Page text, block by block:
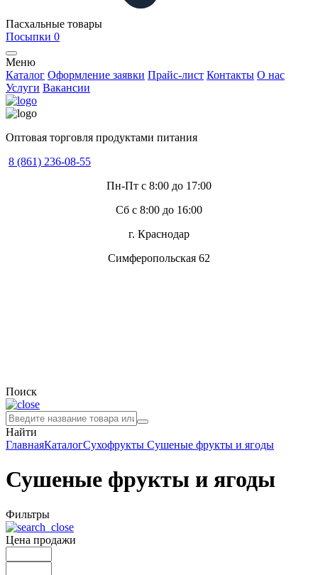
Пасхальные товары
Посыпки 0
Меню
Каталог Оформление заявки Прайс-лист Контакты О нас
Услуги Вакансии
Оптовая торговля продуктами питания
8 (861) 236-08-55
Пн-Пт с 8:00 до 17:00
Сб с 8:00 до 16:00
г. Краснодар
Симферопольская 62
Поиск
Найти
ГлавнаяКаталогСухофрукты Сушеные фрукты и ягоды
Сушеные фрукты и ягоды
Фильтры
Цена продажи